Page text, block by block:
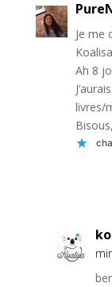
Je me
Koalisa
Ah 8
livres/